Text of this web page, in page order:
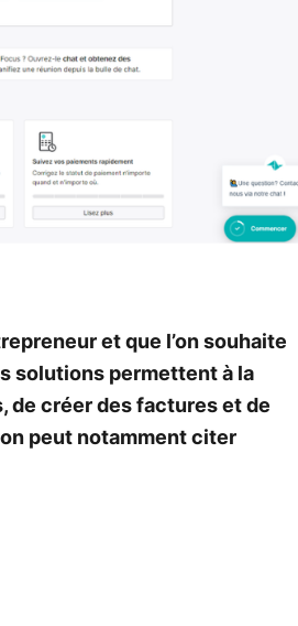
et que l’on souhaite
solutions permettent à la
de créer des factures et de
peut notamment citer